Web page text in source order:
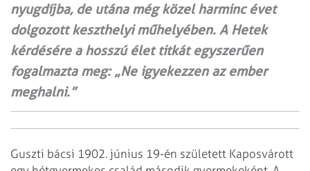
nyugdíjba, de utána még közel harminc évet
dolgozott keszthelyi műhelyében. A Hetek
kérdésére a hosszú élet titkát egyszerűen
fogalmazta meg: „Ne igyekezzen az ember
meghalni.”
Guszti bácsi 1902. június 19-én született Kaposvárott